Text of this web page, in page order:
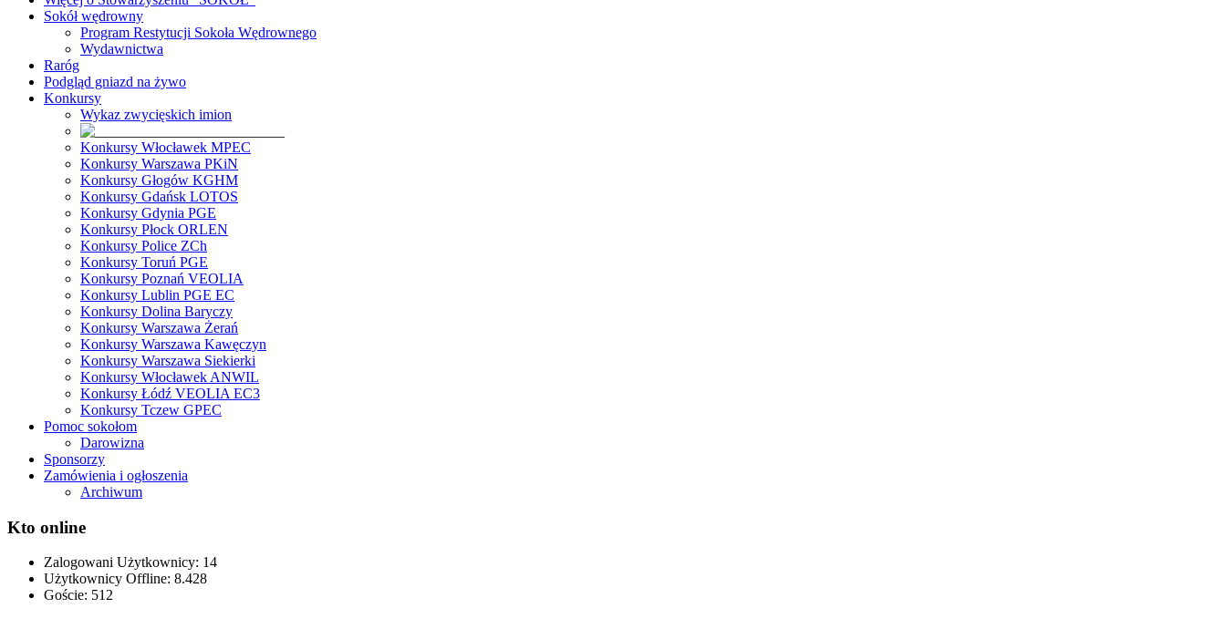
Sokół wędrowny
Program Restytucji Sokoła Wędrownego
Wydawnictwa
Raróg
Podgląd gniazd na żywo
Konkursy
Wykaz zwycięskich imion
Konkursy Włocławek MPEC
Konkursy Warszawa PKiN
Konkursy Głogów KGHM
Konkursy Gdańsk LOTOS
Konkursy Gdynia PGE
Konkursy Płock ORLEN
Konkursy Police ZCh
Konkursy Toruń PGE
Konkursy Poznań VEOLIA
Konkursy Lublin PGE EC
Konkursy Dolina Baryczy
Konkursy Warszawa Żerań
Konkursy Warszawa Kawęczyn
Konkursy Warszawa Siekierki
Konkursy Włocławek ANWIL
Konkursy Łódź VEOLIA EC3
Konkursy Tczew GPEC
Pomoc sokołom
Darowizna
Sponsorzy
Zamówienia i ogłoszenia
Archiwum
Kto online
Zalogowani Użytkownicy: 14
Użytkownicy Offline: 8.428
Goście: 512